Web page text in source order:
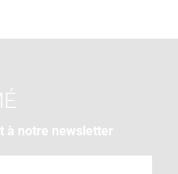
à notre newsletter